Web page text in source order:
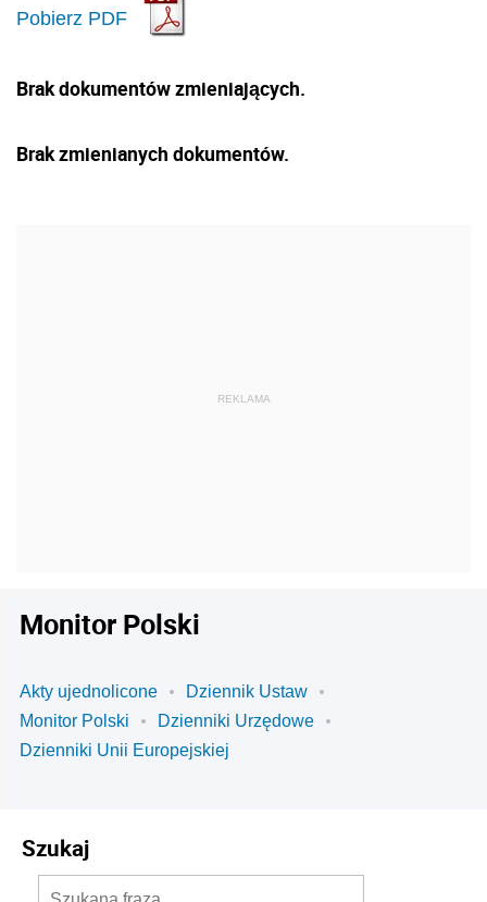
Pobierz PDF
Brak dokumentów zmieniających.
Brak zmienianych dokumentów.
Monitor Polski
Akty ujednolicone
Dziennik Ustaw
Monitor Polski
Dzienniki Urzędowe
Dzienniki Unii Europejskiej
Szukaj